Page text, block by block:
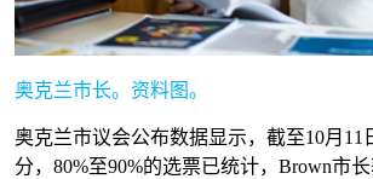
奥克兰市长。资料图。
奥克兰市议会公布数据显示，截至10月11
分，80%至90%的选票已统计，Brown市